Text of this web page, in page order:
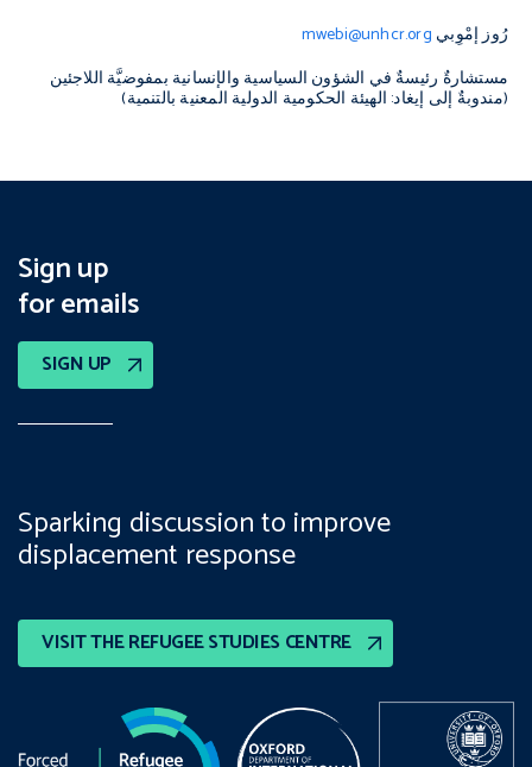
رُوز إمْوِبي mwebi@unhcr.org
مستشارةٌ رئيسةٌ في الشؤون السياسية والإنسانية بمفوضيَّة اللاجئين
(مندوبةٌ إلى إيغاد: الهيئة الحكومية الدولية المعنية بالتنمية)
Sign up
for emails
SIGN UP
VISIT THE REFUGEE STUDIES CENTRE
Sparking discussion to improve
displacement response